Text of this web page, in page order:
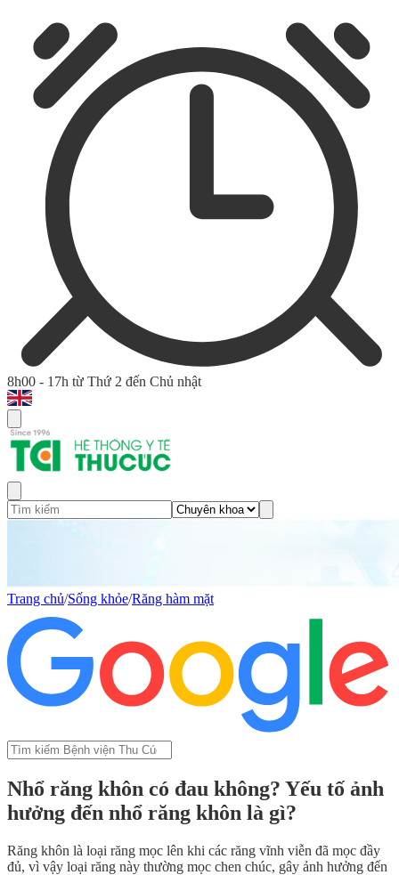
8h00 - 17h từ Thứ 2 đến Chủ nhật
Trang chủ/Sống khỏe/Răng hàm mặt
Nhổ răng khôn có đau không? Yếu tố ảnh
hưởng đến nhổ răng khôn là gì?
Răng khôn là loại răng mọc lên khi các răng vĩnh viễn đã mọc đầy
đủ, vì vậy loại răng này thường mọc chen chúc, gây ảnh hưởng đến